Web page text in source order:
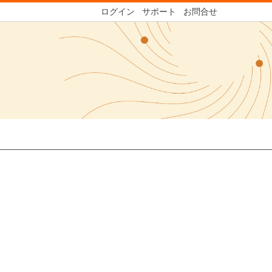
ログイン サポート お問合せ